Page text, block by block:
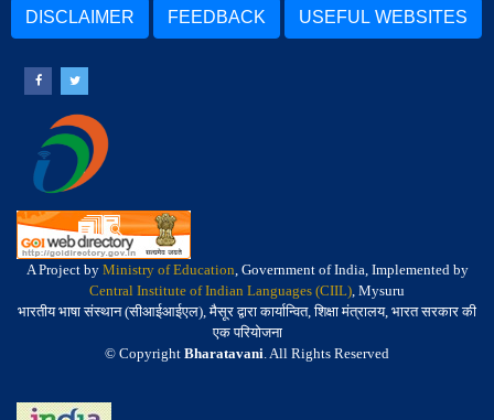
DISCLAIMER FEEDBACK USEFUL WEBSITES
A Project by Ministry of Education, Government of India, Implemented by
Central Institute of Indian Languages (CIIL), Mysuru
भारतीय भाषा संस्थान (सीआईआईएल), मैसूर द्वारा कार्यान्वित, शिक्षा मंत्रालय, भारत सरकार की
एक परियोजना
© Copyright Bharatavani. All Rights Reserved